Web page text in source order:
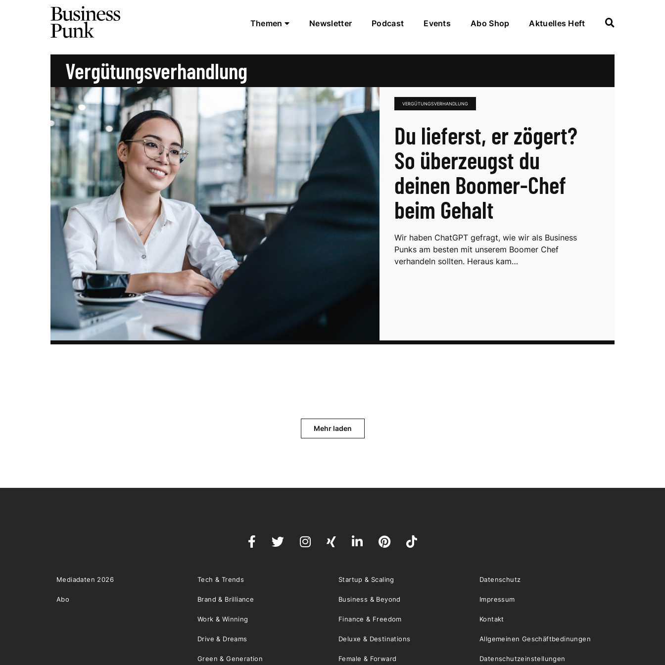
Themen Newsletter Podcast Events Abo Shop Aktuelles Heft
Vergütungsverhandlung
VERGÜTUNGSVERHANDLUNG
Du lieferst, er zögert?
So überzeugst du
deinen Boomer-Chef
beim Gehalt
Wir haben ChatGPT gefragt, wie wir als Business
Punks am besten mit unserem Boomer Chef
verhandeln sollten. Heraus kam…
Mehr laden
Mediadaten 2026
Abo
Tech & Trends Startup & Scaling
Brand & Brilliance Business & Beyond
Work & Winning Finance & Freedom
Drive & Dreams Deluxe & Destinations
Green & Generation Female & Forward
Datenschutz
Impressum
Kontakt
Allgemeinen Geschäftbedinungen
Datenschutzeinstellungen